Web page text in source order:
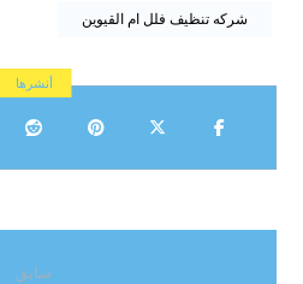
شركه تنظيف فلل ام القيوين
سابق